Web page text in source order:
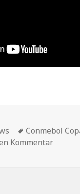
Schlagwörter
Conmebol
Kommentarzu